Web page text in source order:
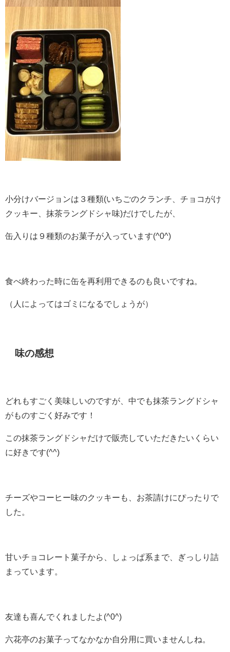
小分けバージョンは３種類(いちごのクランチ、チョコがけ
クッキー、抹茶ラングドシャ味)だけでしたが、
缶入りは９種類のお菓子が入っています(^0^)
食べ終わった時に缶を再利用できるのも良いですね。
（人によってはゴミになるでしょうが）
味の感想
どれもすごく美味しいのですが、中でも抹茶ラングドシャ
がものすごく好みです！
この抹茶ラングドシャだけで販売していただきたいくらい
に好きです(^^)
チーズやコーヒー味のクッキーも、お茶請けにぴったりで
した。
甘いチョコレート菓子から、しょっぱ系まで、ぎっしり詰
まっています。
友達も喜んでくれましたよ(^0^)
六花亭のお菓子ってなかなか自分用に買いませんしね。